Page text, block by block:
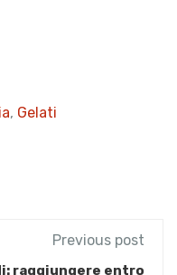
, Gelati
Previous post
raggiungere entro